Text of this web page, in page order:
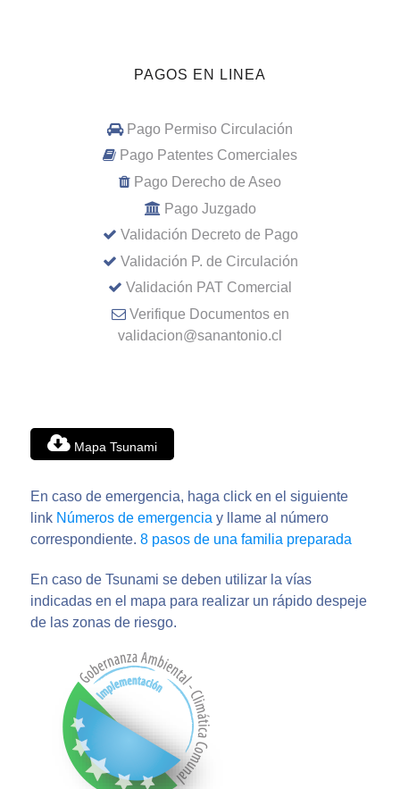
PAGOS EN LINEA
Pago Permiso Circulación
Pago Patentes Comerciales
Pago Derecho de Aseo
Pago Juzgado
Validación Decreto de Pago
Validación P. de Circulación
Validación PAT Comercial
Verifique Documentos en
validacion@sanantonio.cl
Mapa Tsunami
En caso de emergencia, haga click en el siguiente
link Números de emergencia y llame al número
correspondiente. 8 pasos de una familia preparada
En caso de Tsunami se deben utilizar la vías
indicadas en el mapa para realizar un rápido despeje
de las zonas de riesgo.